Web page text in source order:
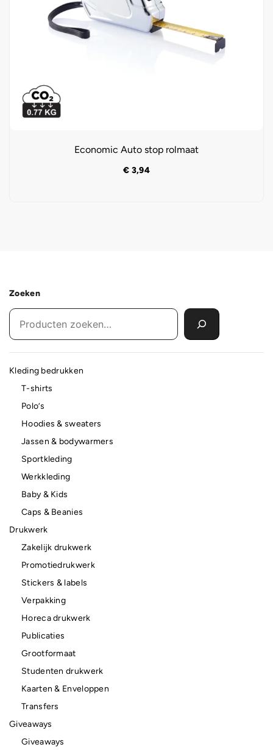
Economic Auto stop rolmaat
€ 3,94
Zoeken
Kleding bedrukken
T-shirts
Polo’s
Hoodies & sweaters
Jassen & bodywarmers
Sportkleding
Werkkleding
Baby & Kids
Caps & Beanies
Drukwerk
Zakelijk drukwerk
Promotiedrukwerk
Stickers & labels
Verpakking
Horeca drukwerk
Publicaties
Grootformaat
Studenten drukwerk
Kaarten & Enveloppen
Transfers
Giveaways
Giveaways